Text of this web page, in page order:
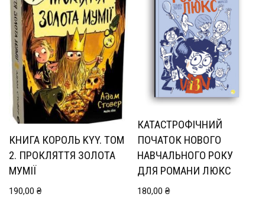
КНИГА КОРОЛЬ KYY. ТОМ
2. ПРОКЛЯТТЯ ЗОЛОТА
МУМІЇ
190,00 ₴
КАТАСТРОФІЧНИЙ
ПОЧАТОК НОВОГО
НАВЧАЛЬНОГО РОКУ
ДЛЯ РОМАНИ ЛЮКС
180,00₴